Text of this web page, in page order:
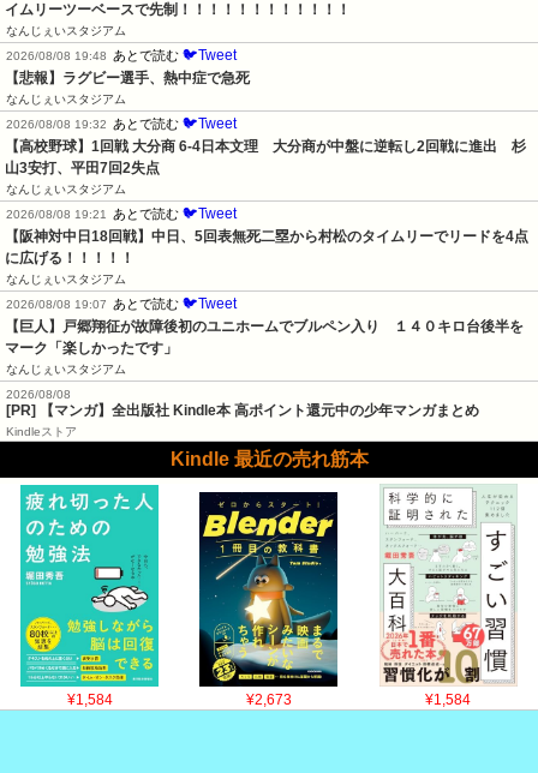
イムリーツーベースで先制！！！！！！！！！！！！
なんじぇいスタジアム
2026/08/08 19:48
あとで読む 🐦Tweet
【悲報】ラグビー選手、熱中症で急死
なんじぇいスタジアム
2026/08/08 19:32
あとで読む 🐦Tweet
【高校野球】1回戦 大分商 6-4日本文理　大分商が中盤に逆転し2回戦に進出　杉
山3安打、平田7回2失点
なんじぇいスタジアム
2026/08/08 19:21
あとで読む 🐦Tweet
【阪神対中日18回戦】中日、5回表無死二塁から村松のタイムリーでリードを4点
に広げる！！！！！
なんじぇいスタジアム
2026/08/08 19:07
あとで読む 🐦Tweet
【巨人】戸郷翔征が故障後初のユニホームでブルペン入り　１４０キロ台後半を
マーク「楽しかったです」
なんじぇいスタジアム
2026/08/08
[PR] 【マンガ】全出版社 Kindle本 高ポイント還元中の少年マンガまとめ
Kindleストア
Kindle 最近の売れ筋本
¥1,584 ¥2,673 ¥1,584